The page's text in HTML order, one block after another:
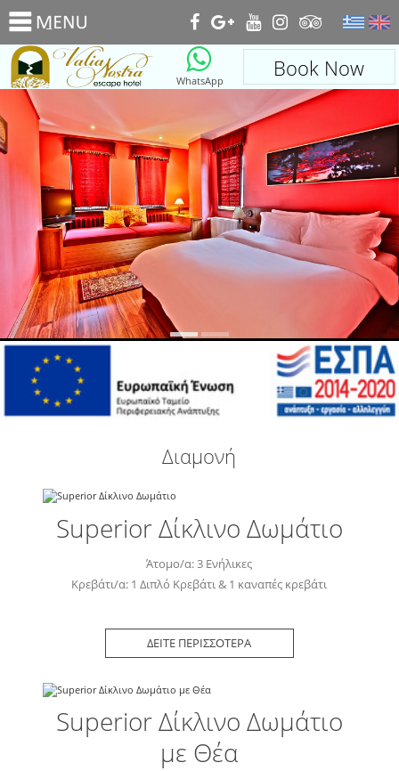
_
Book Now
WhatsApp
Διαμονή
Superior Δίκλινο Δωμάτιο
Άτομο/α: 3 Ενήλικες
Κρεβάτι/α: 1 Διπλό Κρεβάτι & 1 καναπές κρεβάτι
ΔΕΙΤΕ ΠΕΡΙΣΣΟΤΕΡΑ
Superior Δίκλινο Δωμάτιο
με Θέα